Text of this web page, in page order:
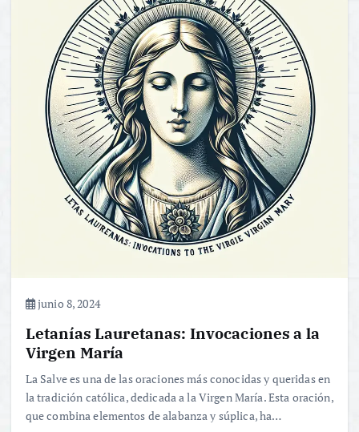
junio 8, 2024
Letanías Lauretanas: Invocaciones a la
Virgen María
La Salve es una de las oraciones más conocidas y queridas en
la tradición católica, dedicada a la Virgen María. Esta oración,
que combina elementos de alabanza y súplica, ha…